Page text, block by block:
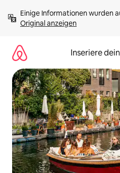
Inhalten
springenOriginal anzeigen
Inseriere